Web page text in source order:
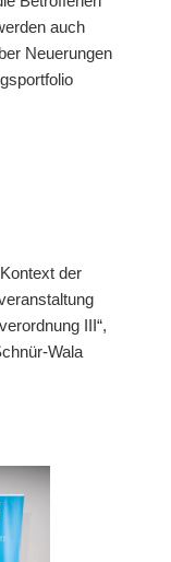
auch
Neuerungen
der
III“,
Wala